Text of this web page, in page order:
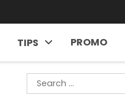
TIPS PROMO
Search
for: